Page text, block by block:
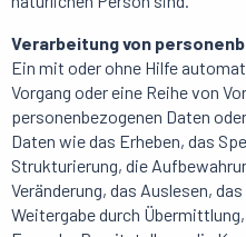
Verarbeitung von
Ein mit oder ohne Hilfe
Vorgang oder eine Reihe von
personenbezogenen Daten
Daten wie das Erheben, das
Strukturierung, die
Veränderung, das Auslesen,
Weitergabe durch